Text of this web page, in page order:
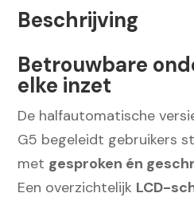
G5
Halfautomaat
aantal
Beschrijving
Betrouwbare
elke inzet
De halfautomatische
G5 begeleidt gebruikers
met gesproken én
Een overzichtelijk LCD-